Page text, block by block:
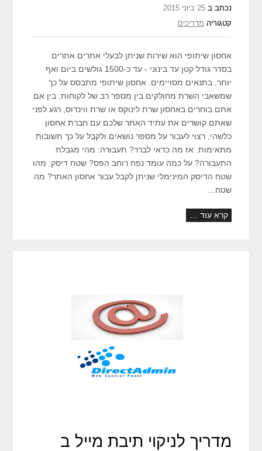
נכתב ב25 ביוני 2015
קטגוריה מדריכים
אחסון שיתופי הוא שירות שניתן לבעלי אתרים אתרים
בסדר גודל קטן עד בינוני - עד כ-1500 גולשים ביום ואף
יותר, בתנאים מסויימים. אחסון שיתופי מתבסס על כך
שמשאבי השרת מחולקים בין מספר רב של לקוחות. בין אם
אתם בוחרים באחסון שרת לינוקס או שרת ווינדוס, רגע לפני
שאתם קושרים את עתיד האתר שלכם עם חברת אחסון
כלשהי, רצוי לעבור על מספר נושאים ולקבל על כך תשובות
מתאימות. אז מה כדאי לברר? תעבורה: מהי מגבלת
התעבורה? על כמה עומד נפח רוחב הפס? שטח דיסק: מהו
שטח הדיסק המינימלי שניתן לקבל עבור אחסון האתר? מה
שטח…
קרא עוד …
מדריך לניקוי תיבת מייל ב